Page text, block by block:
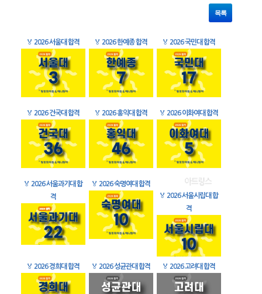
목록
🏅 2026 서울대 합격 🏅 2026 한예종 합격 🏅 2026 국민대 합격
🏅 2026 건국대 합격 🏅 2026 홍익대 합격 🏅 2026 이화여대 합격
🏅 2026 서울과기대 합
격
🏅 2026 숙명여대 합격
🏅 2026 서울시립대 합
격
🏅 2026 경희대 합격 🏅 2026 성균관대 합격 🏅 2026 고려대 합격